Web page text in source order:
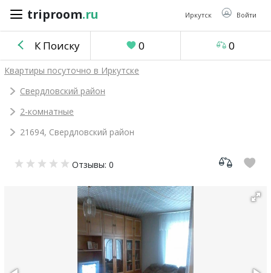
triproom.ru Иркутск Войти
triproom .ru
Российский
Войти / Зарегистрироваться
объявление
К Поиску 0 0
Квартиры посуточно в Иркутске
Свердловский район
2-комнатные
21694, Свердловский район
Отзывы: 0